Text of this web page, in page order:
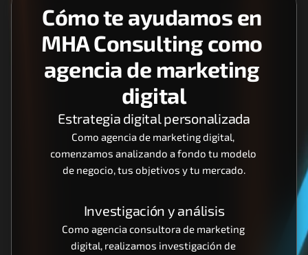
Cómo te ayudamos en
MHA Consulting como
agencia de marketing
digital
Estrategia digital personalizada
Como agencia de marketing digital,
comenzamos analizando a fondo tu modelo
de negocio, tus objetivos y tu mercado.
Investigación y análisis
Como agencia consultora de marketing
digital, realizamos investigación de